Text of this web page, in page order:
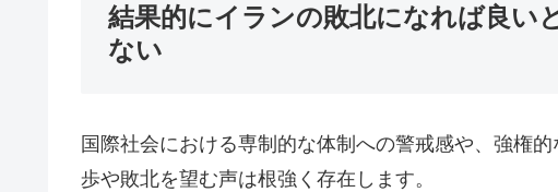
結果的にイランの敗北になれば良い
ない
国際社会における専制的な体制への警戒感や、強権
歩や敗北を望む声は根強く存在します。